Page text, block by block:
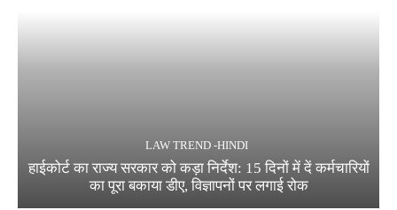
LAW TREND -HINDI
हाईकोर्ट का राज्य सरकार को कड़ा निर्देश: 15 दिनों में दें कर्मचारियों
का पूरा बकाया डीए, विज्ञापनों पर लगाई रोक